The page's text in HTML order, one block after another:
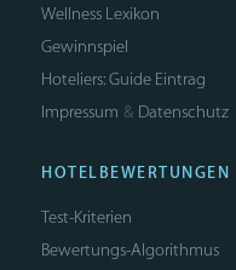
Wellness Lexikon
Gewinnspiel
Hoteliers: Guide Eintrag
Impressum & Datenschutz
HOTELBEWERTUNGEN
Test-Kriterien
Bewertungs-Algorithmus